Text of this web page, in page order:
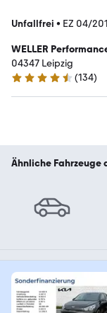
Unfallfrei • EZ 04/
WELLER
04347 Leipzig
4.7 Sterne
(134)
Ähnliche Fahrzeuge